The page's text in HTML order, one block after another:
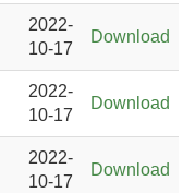
2022-
10-17
Download
2022-
10-17
Download
2022-
10-17
Download